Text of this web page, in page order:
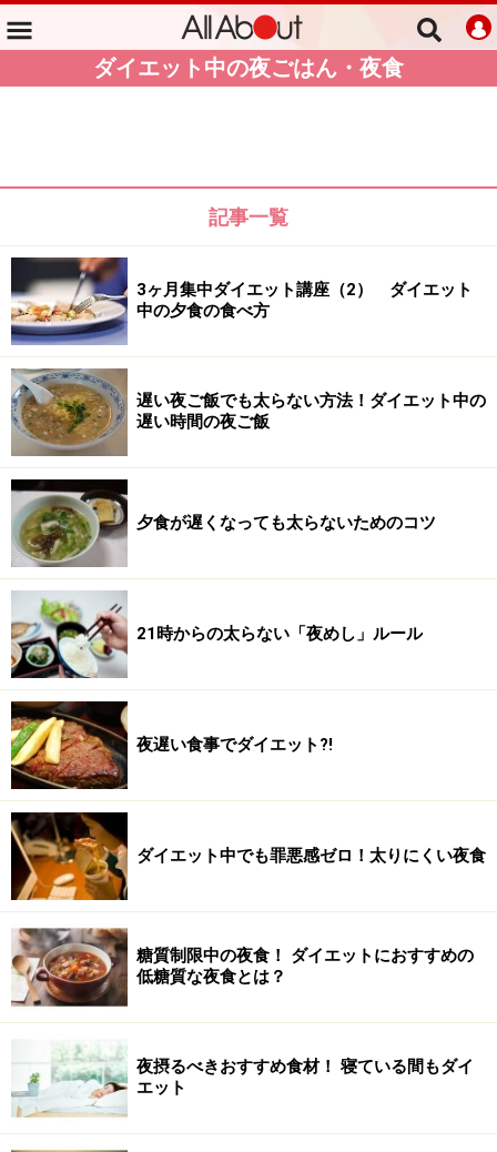
ダイエット中の夜ごはん・夜食
記事一覧
3ヶ月集中ダイエット講座（2） ダイエット
中の夕食の食べ方
遅い夜ご飯でも太らない方法！ダイエット中の
遅い時間の夜ご飯
夕食が遅くなっても太らないためのコツ
21時からの太らない「夜めし」ルール
夜遅い食事でダイエット?!
ダイエット中でも罪悪感ゼロ！太りにくい夜食
糖質制限中の夜食！ ダイエットにおすすめの
低糖質な夜食とは？
夜摂るべきおすすめ食材！ 寝ている間もダイ
エット